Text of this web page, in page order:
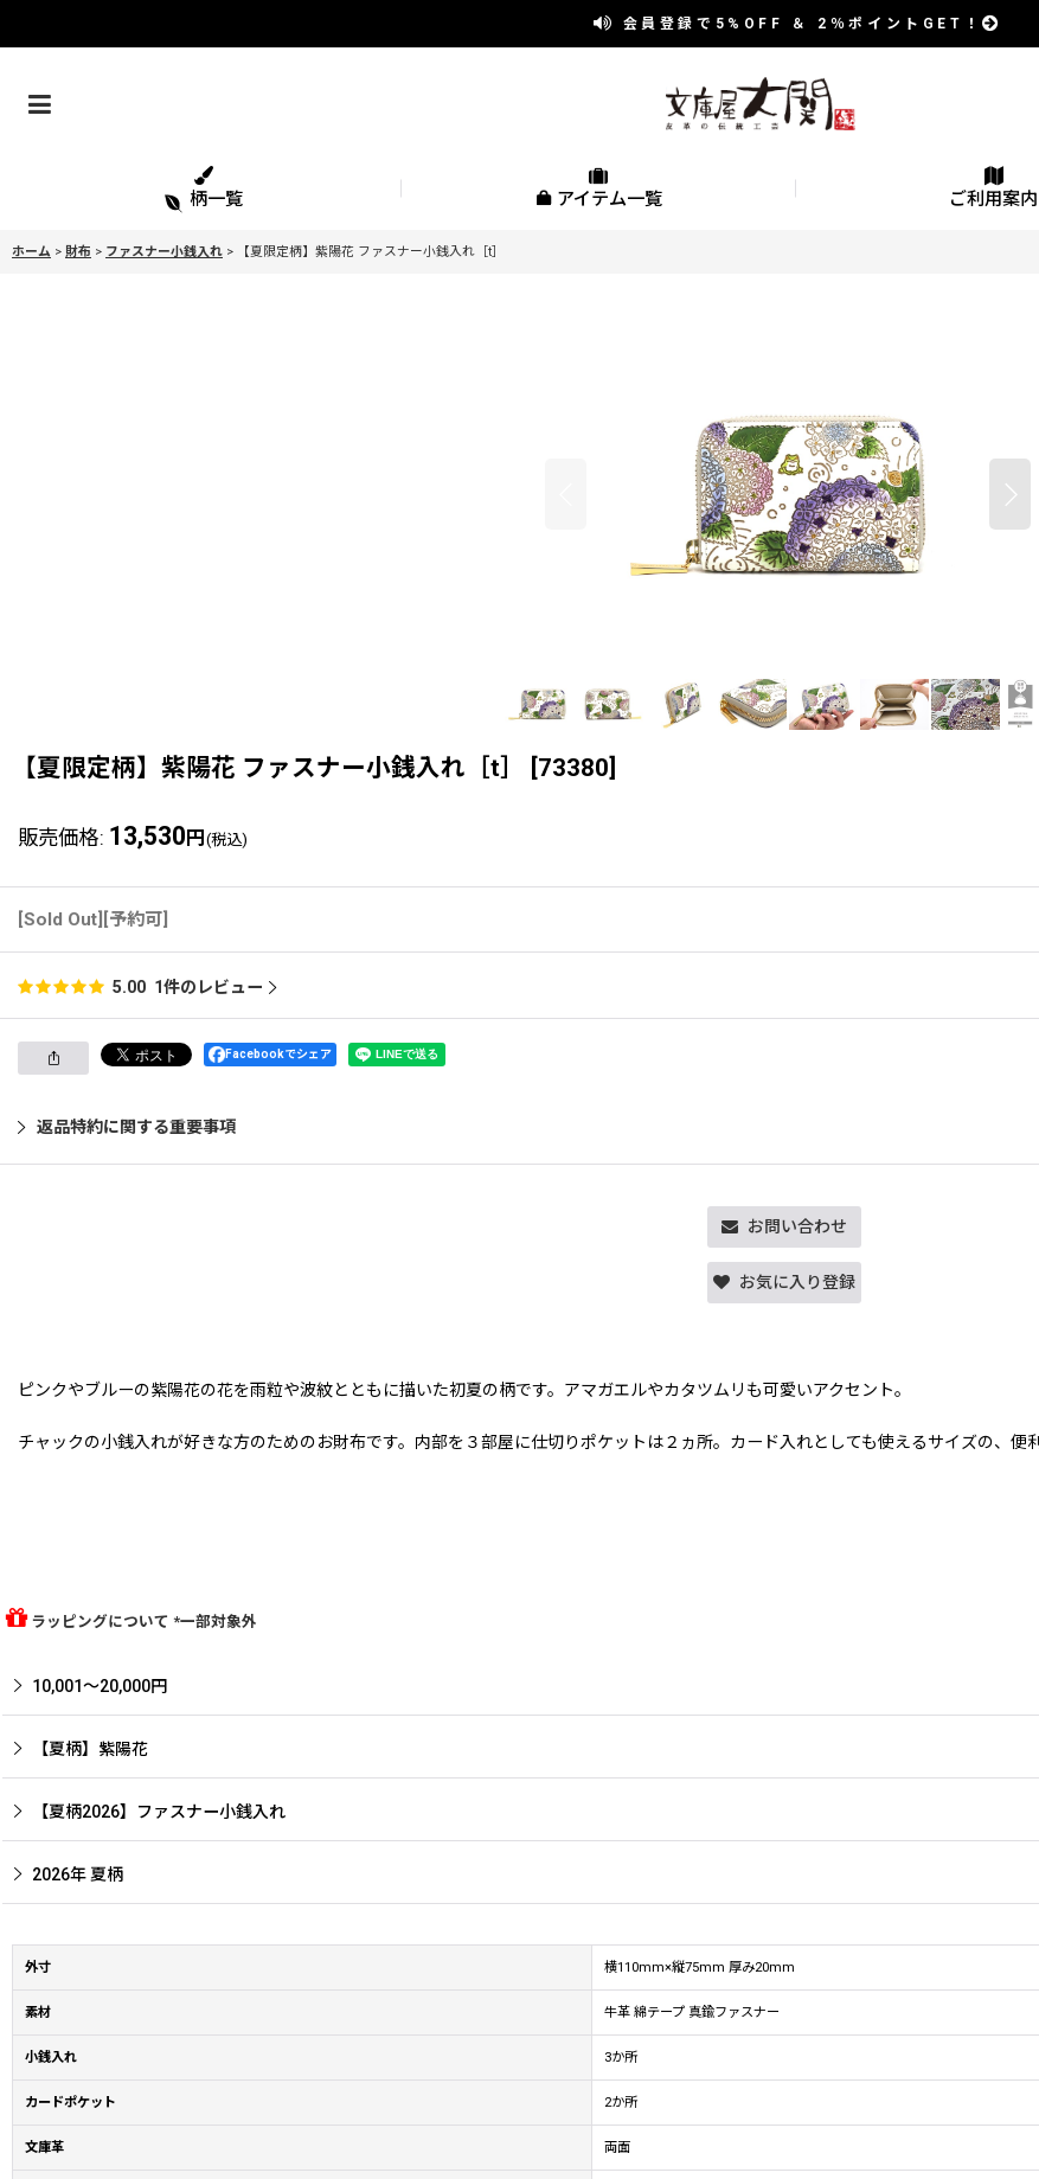
会員登録で 5%OFF ＆ 2％ポイントGET！
柄一覧 アイテム一覧 ご利用案内
ホーム > 財布 > ファスナー小銭入れ > 【夏限定柄】紫陽花 ファスナー小銭入れ［t］
【夏限定柄】紫陽花 ファスナー小銭入れ［t］ 73380
販売価格: 13,530 円 (税込)
[Sold Out][予約可]
5.00 1件のレビュー
Facebookでシェア
返品特約に関する重要事項
お問い合わせ
お気に入り登録
ピンクやブルーの紫陽花の花を雨粒や波紋とともに描いた初夏の柄です。アマガエルやカタツムリも可愛いアクセント。
チャックの小銭入れが好きな方のためのお財布です。内部を３部屋に仕切りポケットは２ヵ所。カード入れとしても使えるサイズの、便
ラッピングについて *一部対象外
10,001〜20,000円
【夏柄】紫陽花
【夏柄2026】ファスナー小銭入れ
2026年 夏柄
外寸 横110mm×縦75mm 厚み20mm
素材 牛革 綿テープ 真鍮ファスナー
小銭入れ 3か所
カードポケット 2か所
文庫革 両面